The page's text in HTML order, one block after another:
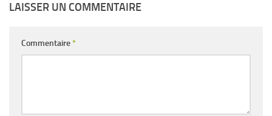
LAISSER UN COMMENTAIRE
Commentaire*